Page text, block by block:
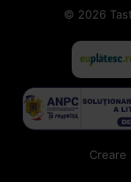
© 2026
Creare